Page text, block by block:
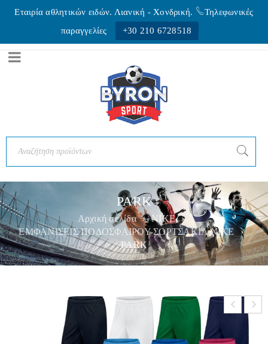
Εταιρία αθλητικών ειδών. Λιανική - Xονδρική.
Τηλεφωνικές
παραγγελίες
+30 210 6728518
PARK
Αρχική σελίδα › NIKE ›
ΕΜΦΑΝΙΣΕΙΣ ΠΟΔΟΣΦΑΙΡΟΥ-ΣΟΡΤΣΑΚΙΑ NIKE ›
PARK